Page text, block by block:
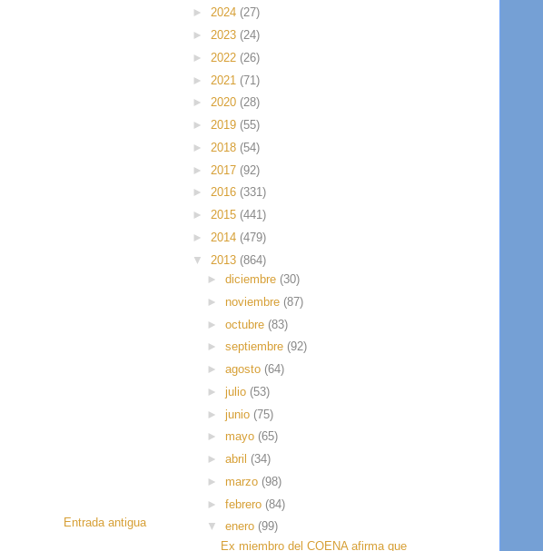
Entrada antigua
► 2024 (27)
► 2023 (24)
► 2022 (26)
► 2021 (71)
► 2020 (28)
► 2019 (55)
► 2018 (54)
► 2017 (92)
► 2016 (331)
► 2015 (441)
► 2014 (479)
▼ 2013 (864)
► diciembre (30)
► noviembre (87)
► octubre (83)
► septiembre (92)
► agosto (64)
► julio (53)
► junio (75)
► mayo (65)
► abril (34)
► marzo (98)
► febrero (84)
▼ enero (99)
Ex miembro del COENA afirma que